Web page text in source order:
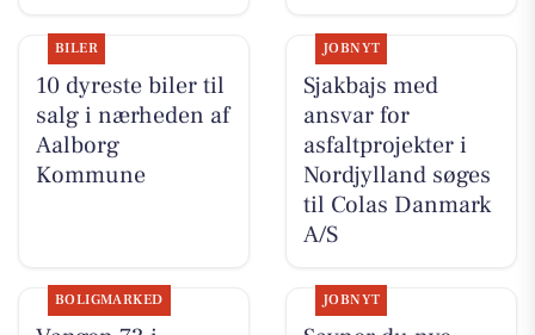
BILER
10 dyreste biler til
salg i nærheden af
Aalborg
Kommune
JOBNYT
Sjakbajs med
ansvar for
asfaltprojekter i
Nordjylland søges
til Colas Danmark
A/S
BOLIGMARKED JOBNYT